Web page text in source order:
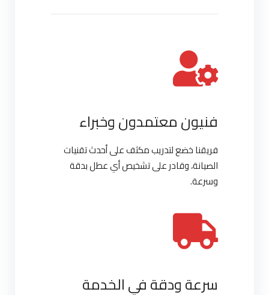
فنيون معتمدون وخبراء
فريقنا خضع لتدريب مكثف على أحدث تقنيات
الصيانة، وقادر على تشخيص أي عطل بدقة
وسرعة.
سرعة ودقة في الخدمة